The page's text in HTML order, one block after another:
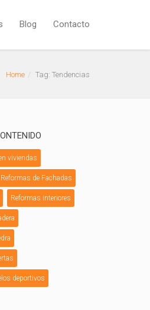
Blog Contacto
Home Tag: Tendencias
viviendas
Reformas de Fachadas
Reformas interiores
deportivos